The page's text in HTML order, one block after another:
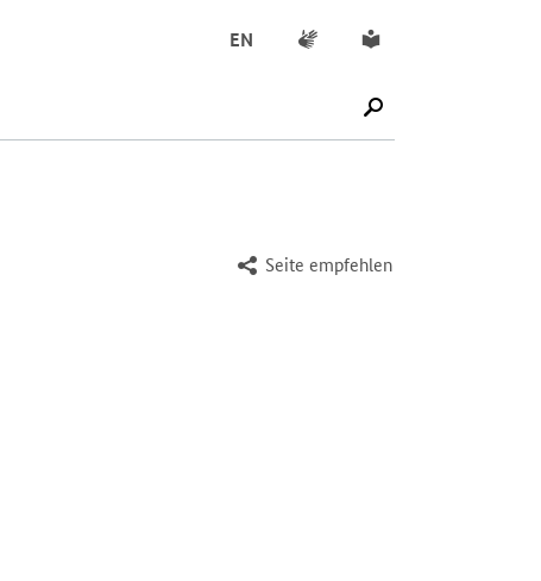
SUCHE STARTEN
EN Gebärdensprache
Leichte Sprache
Seite empfehlen